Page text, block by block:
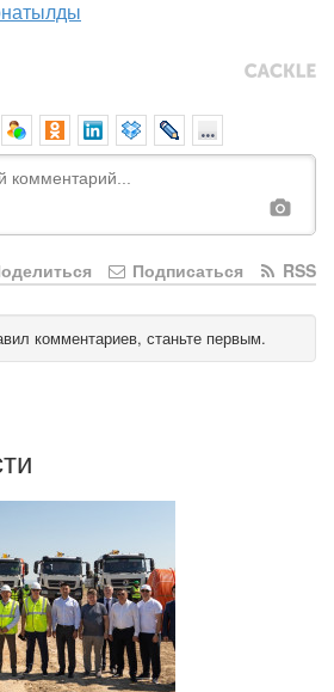
RSS
Подписаться
комментариев, станьте первым.